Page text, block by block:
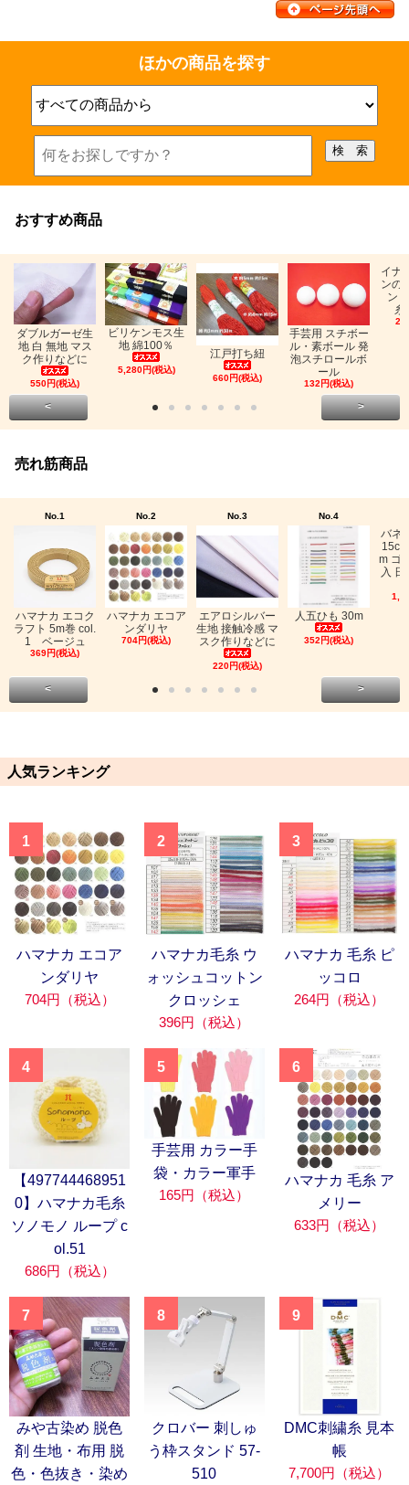
ほかの商品を探す
おすすめ商品
ダブルガーゼ生
地 白 無地 マス
ク作りなどに
550円(税込)
ビリケンモス生
地 綿100％
5,280円(税込)
江戸打ち紐
660円(税込)
手芸用 スチボー
ル・素ボール 発
泡スチロールボ
ール
132円(税込)
イナ
ンの
ン
糸
< >
売れ筋商品
No.1
ハマナカ エコク
ラフト 5m巻 col.
1 ベージュ
369円(税込)
No.2
ハマナカ エコア
ンダリヤ
704円(税込)
No.3
エアロシルバー
生地 接触冷感 マ
スク作りなどに
220円(税込)
No.4
人五ひも 30m
352円(税込)
バネ
m ゴ
入
< >
人気ランキング
1
ハマナカ エコア
ンダリヤ
704円（税込）
2
ハマナカ毛糸 ウ
ォッシュコットン
クロッシェ
396円（税込）
3
ハマナカ 毛糸 ピ
ッコロ
264円（税込）
4
【497744468951
0】ハマナカ毛糸
ソノモノ ループ c
ol.51
686円（税込）
5
手芸用 カラー手
袋・カラー軍手
165円（税込）
6
ハマナカ 毛糸 ア
メリー
633円（税込）
7
みや古染め 脱色
剤 生地・布用 脱
色・色抜き・染め
8
クロバー 刺しゅ
う枠スタンド 57-
510
9
DMC刺繍糸 見本
帳
7,700円（税込）